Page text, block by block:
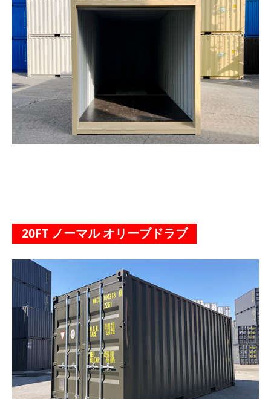
20FT ノーマル オリーブドラブ